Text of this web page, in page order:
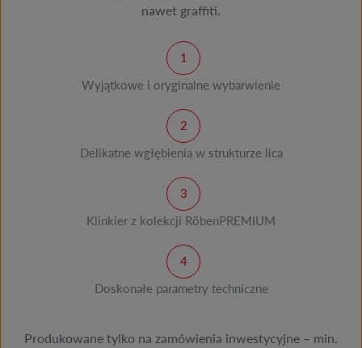
nawet graffiti.
Wyjątkowe i oryginalne wybarwienie
Delikatne wgłębienia w strukturze lica
Klinkier z kolekcji RöbenPREMIUM
Doskonałe parametry techniczne
Produkowane tylko na zamówienia inwestycyjne – min.